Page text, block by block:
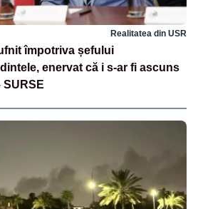
Realitatea din USR
împotriva șefului
enervat că i s-ar fi ascuns